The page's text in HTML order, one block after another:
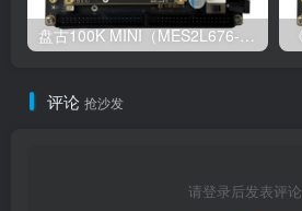
盘古100K MINI（MES2L676-100HP-MINI）开发板硬件使用手册
评论 抢沙发
请登录后发表评论